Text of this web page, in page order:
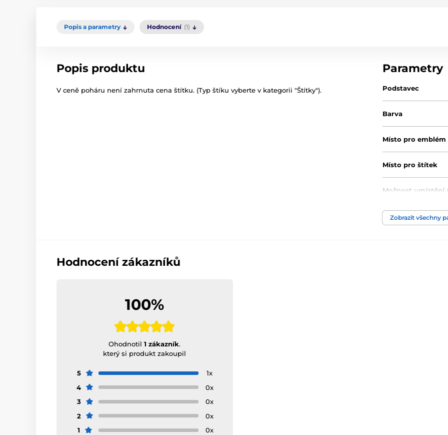
Popis a parametry Hodnocení (1)
Popis produktu
V ceně poháru není zahrnuta cena štítku. (Typ štíku vyberte v kategorii "Štítky").
Parametry
Podstavec
Barva
Místo pro emblém
Místo pro štítek
Možnost umístění
Výška cm
Zobrazit všechny
Hodnocení zákazníků
100%
Ohodnotil1 zákazník.
který si produkt zakoupil
5
1x
4
0x
3
0x
2
0x
1
0x